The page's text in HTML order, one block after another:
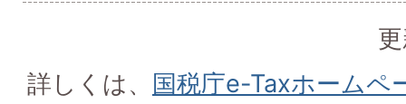
詳しくは、 国税庁e-Taxホームペ